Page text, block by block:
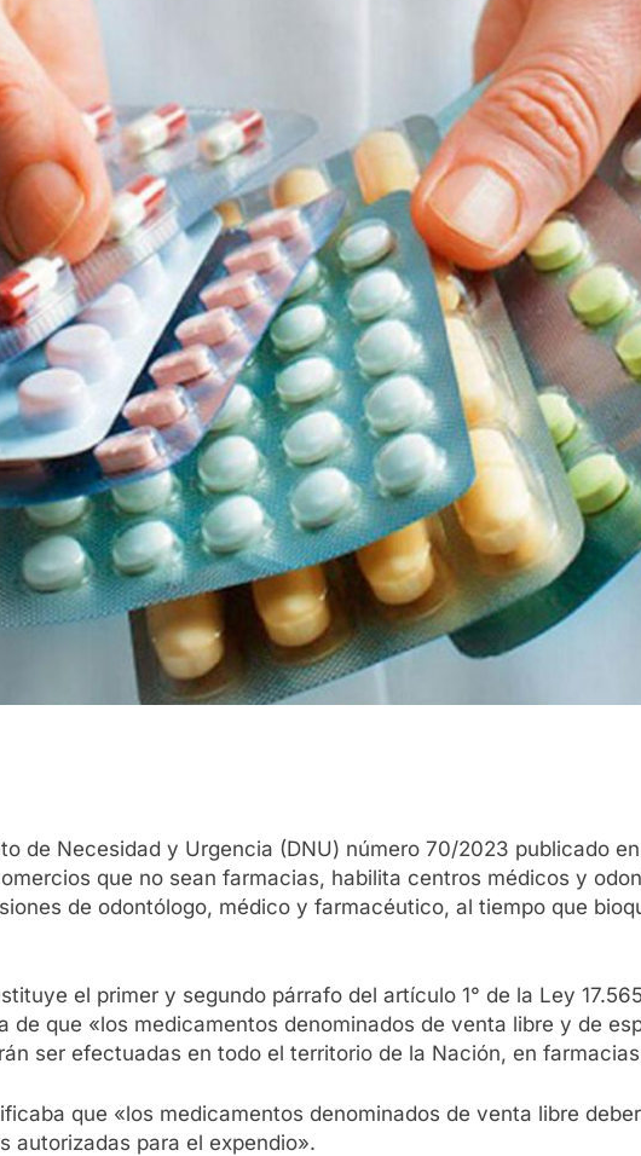
de Necesidad y Urgencia (DNU) número 70/2023 publicado
que no sean farmacias, habilita centros médicos y
de odontólogo, médico y farmacéutico, al tiempo que
el primer y segundo párrafo del artículo 1° de la Ley
de que «los medicamentos denominados de venta libre y de
ser efectuadas en todo el territorio de la Nación, en
que «los medicamentos denominados de venta libre
autorizadas para el expendio».